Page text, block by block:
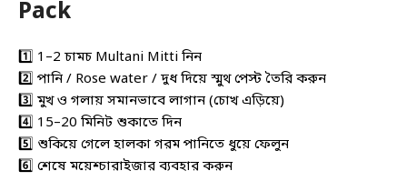
Pack
1️⃣ 1–2 চামচ Multani Mitti নিন
2️⃣ পানি / Rose water / দুধ দিয়ে স্মুথ পেস্ট তৈরি করুন
3️⃣ মুখ ও গলায় সমানভাবে লাগান (চোখ এড়িয়ে)
4️⃣ 15–20 মিনিট শুকাতে দিন
5️⃣ শুকিয়ে গেলে হালকা গরম পানিতে ধুয়ে ফেলুন
6️⃣ শেষে ময়েশ্চারাইজার ব্যবহার করুন